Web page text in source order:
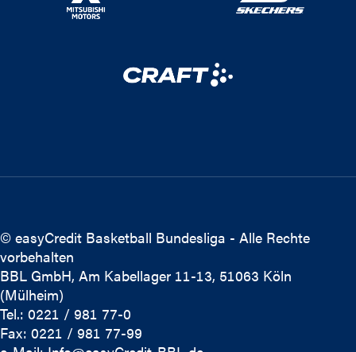
© easyCredit Basketball Bundesliga - Alle Rechte
vorbehalten
BBL GmbH, Am Kabellager 11-13, 51063 Köln
(Mülheim)
Tel.: 0221 / 981 77-0
Fax: 0221 / 981 77-99